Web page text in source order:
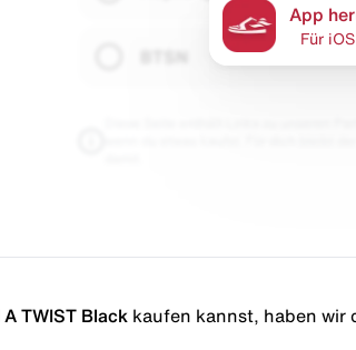
App
Für
TWIST Black kaufen kannst, haben wir